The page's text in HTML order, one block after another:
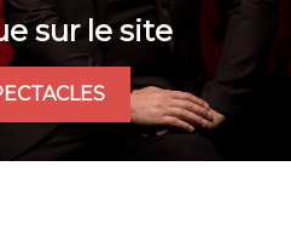
sur le site